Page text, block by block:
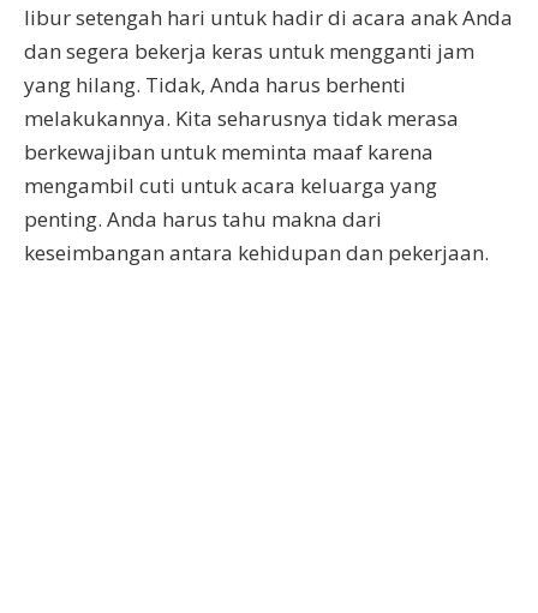
libur setengah hari untuk hadir di acara anak Anda
dan segera bekerja keras untuk mengganti jam
yang hilang. Tidak, Anda harus berhenti
melakukannya. Kita seharusnya tidak merasa
berkewajiban untuk meminta maaf karena
mengambil cuti untuk acara keluarga yang
penting. Anda harus tahu makna dari
keseimbangan antara kehidupan dan pekerjaan.